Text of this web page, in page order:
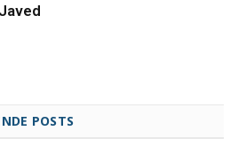
POSTS